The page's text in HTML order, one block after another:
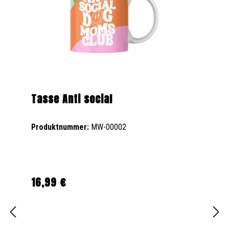
Tasse Anti social
Produktnummer: MW-00002
Regulärer Preis:
16,99 €